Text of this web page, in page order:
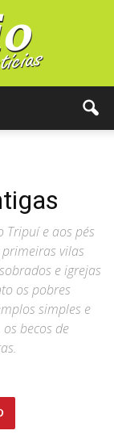
Tripuí e aos pés
vilas
e igrejas
os pobres
simples e
becos de